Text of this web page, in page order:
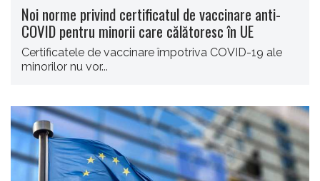
Noi norme privind certificatul de vaccinare anti-
COVID pentru minorii care călătoresc în UE
Certificatele de vaccinare împotriva COVID-19 ale
minorilor nu vor...